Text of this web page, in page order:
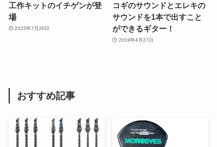
工作キットのイチゲンが登
場
2023年7月20日
コギのサウンドとエレキの
サウンドを1本で出すこと
ができるギター！
2019年4月27日
おすすめ記事